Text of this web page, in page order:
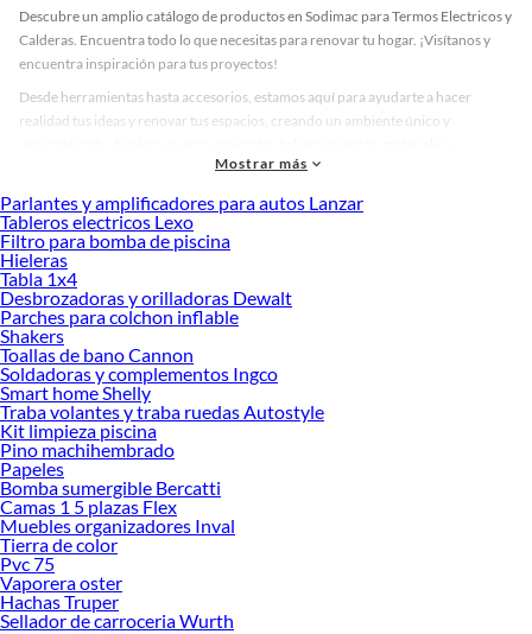
Descubre un amplio catálogo de productos en Sodimac para Termos Electricos y
Calderas. Encuentra todo lo que necesitas para renovar tu hogar. ¡Visítanos y
encuentra inspiración para tus proyectos!
Desde herramientas hasta accesorios, estamos aquí para ayudarte a hacer
realidad tus ideas y renovar tus espacios, creando un ambiente único y
accesorios de calidad que te ayudarán a crear un espacio más tú.
Desde remodelaciones hasta proyectos de decoración, estamos aquí para hacer
tus ideas realidad. ¡Visítanos y encuentra todo lo que tenemos para ofrecerte en
Termos Electricos y Calderas!
Explora la variedad de productos de Termos Electricos y Calderas en
Sodimac
Herramientas, materiales y accesorios de calidad para tus proyectos y
renovación de espacios. ¡Visítanos y descubre todo lo que tenemos para
ofrecerte!
Encuentra una amplia variedad de productos de Termos Electricos y Calderas en
Sodimac. Encuentra todo lo necesario para tus proyectos de renovación y
decoración. ¡Visítanos y haz tus ideas realidad!
Mostrar más
Parlantes y amplificadores para autos Lanzar
Tableros electricos Lexo
Filtro para bomba de piscina
Hieleras
Tabla 1x4
Desbrozadoras y orilladoras Dewalt
Parches para colchon inflable
Shakers
Toallas de bano Cannon
Soldadoras y complementos Ingco
Smart home Shelly
Traba volantes y traba ruedas Autostyle
Kit limpieza piscina
Pino machihembrado
Papeles
Bomba sumergible Bercatti
Camas 1 5 plazas Flex
Muebles organizadores Inval
Tierra de color
Pvc 75
Vaporera oster
Hachas Truper
Sellador de carroceria Wurth